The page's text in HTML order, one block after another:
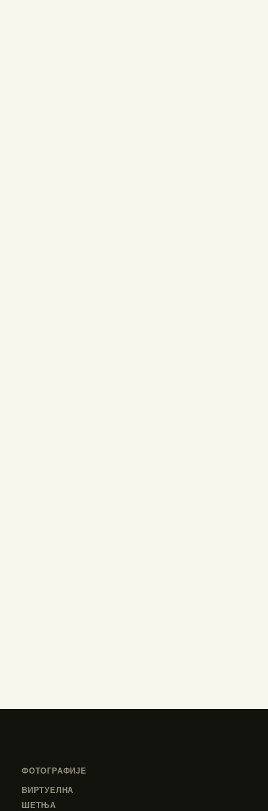
ФОТОГРАФИЈЕ
ВИРТУЕЛНА
ШЕТЊА